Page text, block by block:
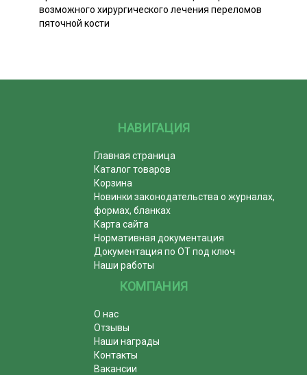
возможного хирургического лечения переломов
пяточной кости
НАВИГАЦИЯ
Главная страница
Каталог товаров
Корзина
Новинки законодательства о журналах,
формах, бланках
Карта сайта
Нормативная документация
Документация по ОТ под ключ
Наши работы
КОМПАНИЯ
О нас
Отзывы
Наши награды
Контакты
Вакансии